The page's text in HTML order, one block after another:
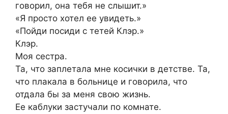
говорил, она тебя не слышит.»
«Я просто хотел ее увидеть.»
«Пойди посиди с тетей Клэр.»
Клэр.
Моя сестра.
Та, что заплетала мне косички в детстве. Та,
что плакала в больнице и говорила, что
отдала бы за меня свою жизнь.
Ее каблуки застучали по комнате.